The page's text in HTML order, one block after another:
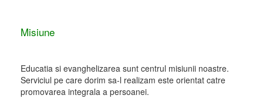
Misiune
Educatia si evanghelizarea sunt centrul misiunii noastre.
Serviciul pe care dorim sa-l realizam este orientat catre
promovarea integrala a persoanei.